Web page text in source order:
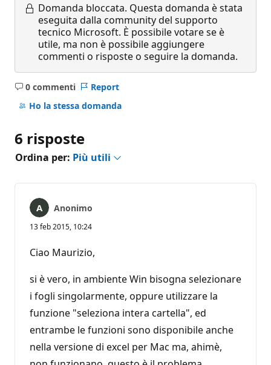
Domanda bloccata. Questa domanda è stata
eseguita dalla community del supporto
tecnico Microsoft. È possibile votare se è
utile, ma non è possibile aggiungere
commenti o risposte o seguire la domanda.
0 commenti
Nessun
commento
Report
Ho la stessa domanda
6 risposte
Ordina per: Più utili
Anonimo
13 feb 2015, 10:24
Ciao Maurizio,
si è vero, in ambiente Win bisogna selezionare
i fogli singolarmente, oppure utilizzare la
funzione "seleziona intera cartella", ed
entrambe le funzioni sono disponibile anche
nella versione di excel per Mac ma, ahimè,